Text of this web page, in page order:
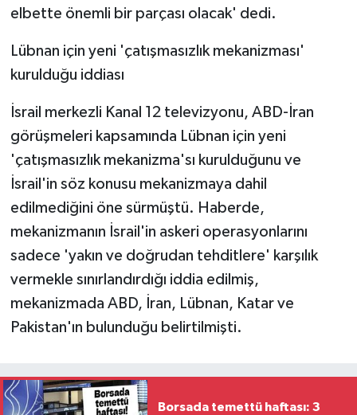
elbette önemli bir parçası olacak' dedi.
Lübnan için yeni 'çatışmasızlık mekanizması'
kurulduğu iddiası
İsrail merkezli Kanal 12 televizyonu, ABD-İran
görüşmeleri kapsamında Lübnan için yeni
'çatışmasızlık mekanizma'sı kurulduğunu ve
İsrail'in söz konusu mekanizmaya dahil
edilmediğini öne sürmüştü. Haberde,
mekanizmanın İsrail'in askeri operasyonlarını
sadece 'yakın ve doğrudan tehditlere' karşılık
vermekle sınırlandırdığı iddia edilmiş,
mekanizmada ABD, İran, Lübnan, Katar ve
Pakistan'ın bulunduğu belirtilmişti.
Borsada temettü haftası: 3